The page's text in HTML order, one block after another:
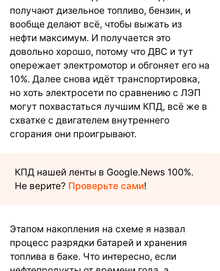
получают дизельное топливо, бензин, и
вообще делают всё, чтобы выжать из
нефти максимум. И получается это
довольно хорошо, потому что ДВС и тут
опережает электромотор и обгоняет его на
10%. Далее снова идёт транспортировка,
но хоть электросети по сравнению с ЛЭП
могут похвастаться лучшим КПД, всё же в
схватке с двигателем внутреннего
сгорания они проигрывают.
КПД нашей ленты в Google.News 100%.
Не верите? Проверьте сами!
Этапом накопления на схеме я назвал
процесс разрядки батарей и хранения
топлива в баке. Что интересно, если